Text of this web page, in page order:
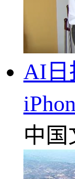
AI日
中国